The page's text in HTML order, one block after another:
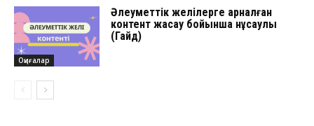
Оқиғалар
Әлеуметтік желілерге арналған
контент жасау бойынша нұсқаулық
(Гайд)